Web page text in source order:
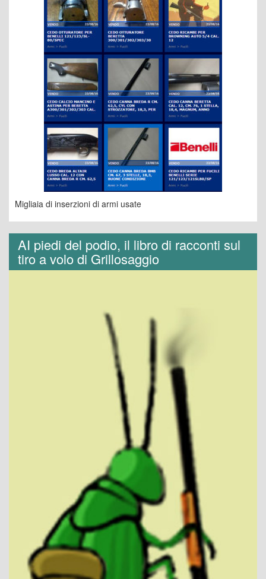
Migliaia di inserzioni di armi usate
AI piedi del podio, il libro di racconti sul
tiro a volo di Grillosaggio